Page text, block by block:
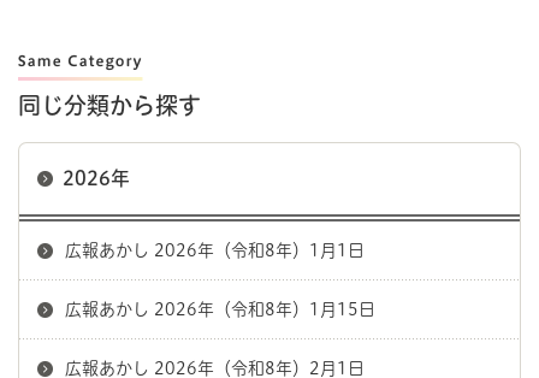
同じ分類から探す
2026年
広報あかし 2026年（令和8年）1月1日
広報あかし 2026年（令和8年）1月15日
広報あかし 2026年（令和8年）2月1日